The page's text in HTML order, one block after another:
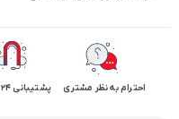
احترام به نظر مشتری پشتیبانی 24 ساعته